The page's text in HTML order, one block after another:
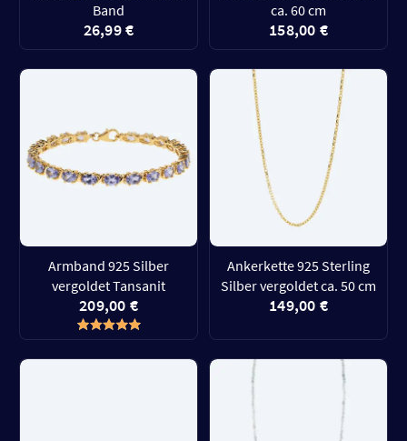
Band
26,99 €
ca. 60 cm
158,00 €
Armband 925 Silber
vergoldet Tansanit
209,00 €
Ankerkette 925 Sterling
Silber vergoldet ca. 50 cm
149,00 €